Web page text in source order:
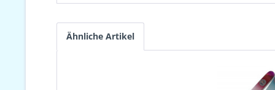
Ähnliche Artikel